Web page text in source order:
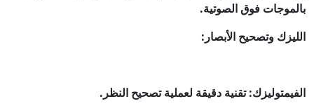
بالموجات فوق الصوتية.
الليزك وتصحيح الأبصار:
الفيمتوليزك: تقنية دقيقة لعملية تصحيح النظر.